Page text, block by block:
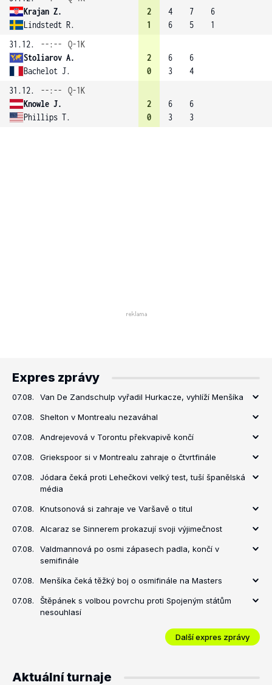
Krajan Z.
Lindstedt R.
2
1
4
6
7
5
6
1
31.12.
--:--
Q-1K
Stoliarov A.
Bachelot J.
2
0
6
3
6
4
31.12.
--:--
Q-1K
Knowle J.
Phillips T.
2
0
6
3
6
3
Expres zprávy
07.08. Van De Zandschulp vyřadil Hurkacze, vyhlíží Menšíka
07.08. Shelton v Montrealu nezaváhal
07.08. Andrejevová v Torontu překvapivě končí
07.08. Griekspoor si v Montrealu zahraje o čtvrtfinále
07.08.
Jódara čeká proti Lehečkovi velký test, tuší španělská
média
07.08. Knutsonová si zahraje ve Varšavě o titul
07.08. Alcaraz se Sinnerem prokazují svoji výjimečnost
07.08.
Valdmannová po osmi zápasech padla, končí v
semifinále
07.08. Menšíka čeká těžký boj o osmifinále na Masters
07.08.
Štěpánek s volbou povrchu proti Spojeným státům
nesouhlasí
Další expres zprávy
Aktuální turnaje